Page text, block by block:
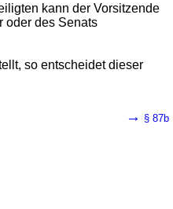
kann der Vorsitzende
oder des Senats
so entscheidet dieser
→ § 87b